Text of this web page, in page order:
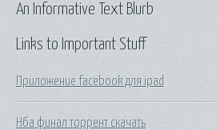
Links to Important Stuff
Приложение facebook для ipad
Нба финал торрент скачать
An Informative Text Blurb